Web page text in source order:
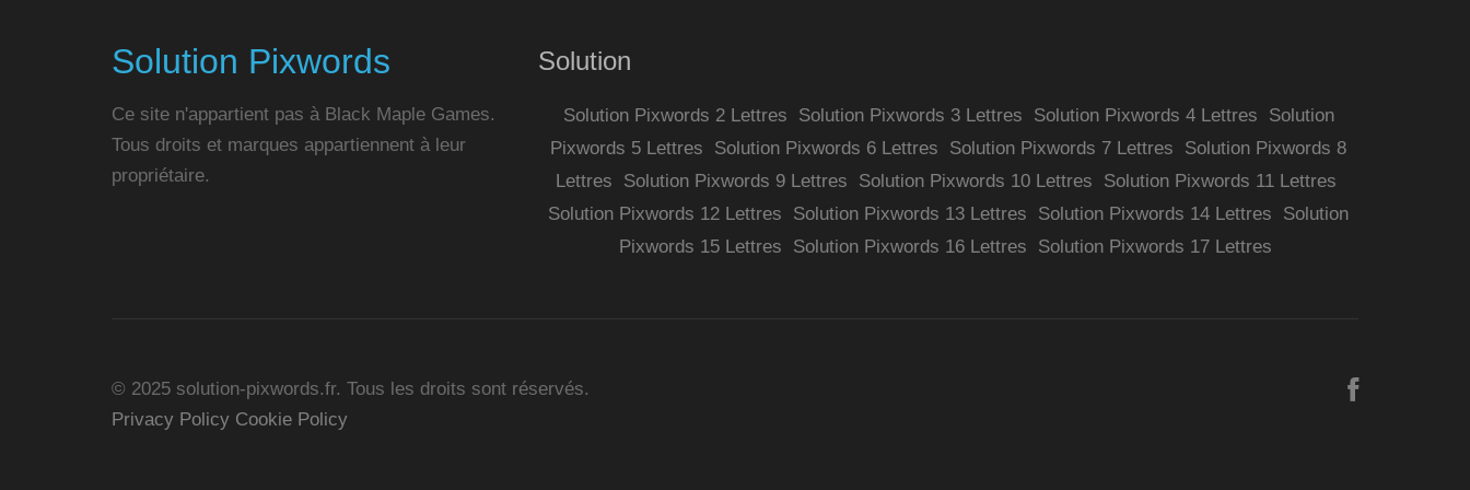
Solution Pixwords
Ce site n'appartient pas à Black Maple Games.
Tous droits et marques appartiennent à leur
propriétaire.
Solution
Solution Pixwords 2 Lettres Solution Pixwords 3 Lettres Solution Pixwords 4 Lettres
Solution
Pixwords 5 Lettres
Solution Pixwords 6 Lettres Solution Pixwords 7 Lettres
Solution Pixwords 8
Lettres
Solution Pixwords 9 Lettres Solution Pixwords 10 Lettres
Solution Pixwords 11 Lettres
Solution Pixwords 12 Lettres
Solution Pixwords 13 Lettres Solution Pixwords 14 Lettres
Solution
Pixwords 15 Lettres
Solution Pixwords 16 Lettres Solution Pixwords 17 Lettres
© 2025 solution-pixwords.fr. Tous les droits sont réservés.
Privacy Policy Cookie Policy